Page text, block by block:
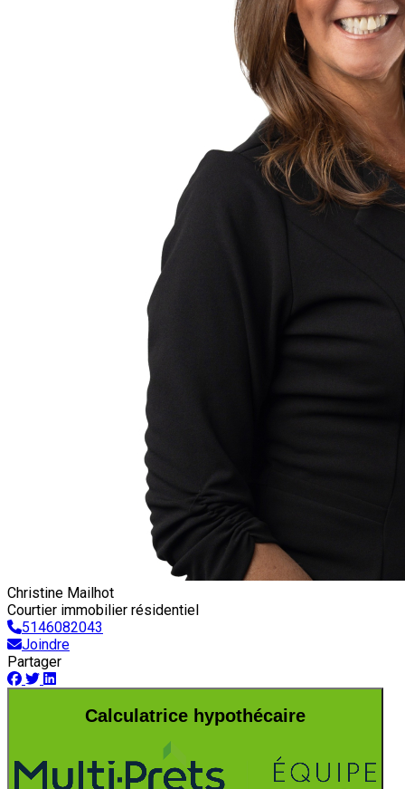
Christine Mailhot
Courtier immobilier résidentiel
5146082043
Joindre
Partager
Calculatrice hypothécaire